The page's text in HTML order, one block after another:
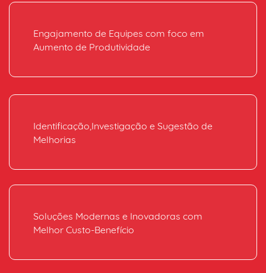
Engajamento de Equipes com foco em
Aumento de Produtividade
Identificação,Investigação e Sugestão de
Melhorias
Soluções Modernas e Inovadoras com
Melhor Custo-Benefício